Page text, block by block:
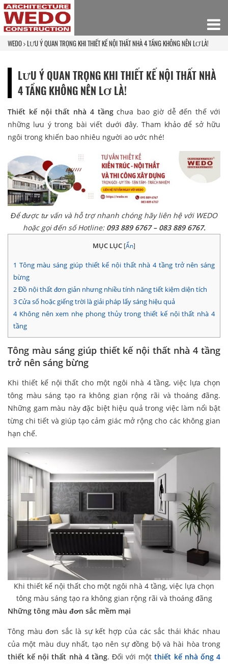
WEDO LƯU Ý QUAN TRỌNG KHI THIẾT KẾ NỘI THẤT NHÀ 4 TẦNG KHÔNG NÊN LƠ LÀ!
LƯU Ý QUAN TRỌNG KHI THIẾT KẾ NỘI THẤT NHÀ
4 TẦNG KHÔNG NÊN LƠ LÀ!
Thiết kế nội thất nhà 4 tầngchưa bao giờ dễ đến thế với
những lưu ý trong bài viết dưới đây. Tham khảo để sở hữu
ngôi trong khiến bao nhiêu người ao ước nhé!
Để được tư vấn và hỗ trợ nhanh chóng hãy liên hệ với WEDO
hoặc gọi đến số Hotline: 093 889 6767 – 083 889 6767.
MỤC LỤC [Ẩn]
1 Tông màu sáng giúp thiết kế nội thất nhà 4 tầng trở nên sáng
bừng
2Đồ nội thất đơn giản nhưng nhiều tính năng tiết kiệm diện tích
3Cửa sổ hoặc giếng trời là giải pháp lấy sáng hiệu quả
4Không nên xem nhẹ phong thủy trong thiết kế nội thất nhà 4
tầng
Tông màu sáng giúp thiết kế nội thất nhà 4 tầng
trở nên sáng bừng
Khi thiết kế nội thất cho một ngôi nhà 4 tầng, việc lựa chọn
tông màu sáng tạo ra không gian rộng rãi và thoáng đãng.
Những gam màu này đặc biệt hiệu quả trong việc làm nổi bật
từng chi tiết và giúp tạo cảm giác mở rộng cho các không gian
hạn chế.
Khi thiết kế nội thất cho một ngôi nhà 4 tầng, việc lựa chọn
tông màu sáng tạo ra không gian rộng rãi và thoáng đãng
Những tông màu đơn sắc mềm mại
Tông màu đơn sắc là sự kết hợp của các sắc thái khác nhau
của một màu duy nhất, tạo nên sự đồng bộ và hài hòa trong
thiết kế nội thất nhà 4 tầng. Đối với mộtthiết kế nhà ống 4